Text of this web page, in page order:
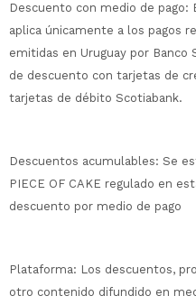
Descuento con medio de pago:
aplica únicamente a los pagos
emitidas en Uruguay por Banco
de descuento con tarjetas de
tarjetas de débito Scotiabank.
Descuentos acumulables: Se
PIECE OF CAKE regulado en
descuento por medio de pago
Plataforma: Los descuentos,
otro contenido difundido en